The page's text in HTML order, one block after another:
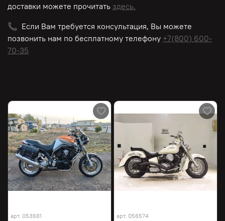
доставки можете прочитать здесь.
📞 Если Вам требуется консультация, Вы можете
позвонить нам по бесплатному телефону +7(800) 600-
70-35
арт. 053681 арт. 056574